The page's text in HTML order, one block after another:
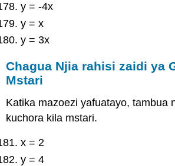
y = -4x
y = x
y = 3x
Chagua Njia rahisi zaidi ya
Mstari
Katika mazoezi yafuatayo, tambua
kuchora kila mstari.
x = 2
y = 4